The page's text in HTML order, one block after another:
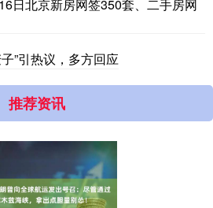
日北京新房网签350套、二手房网
”引热议，多方回应
推荐资讯